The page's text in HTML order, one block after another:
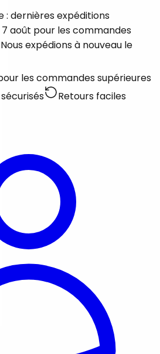
: dernières expéditions
août pour les commandes
expédions à nouveau le
les commandes supérieures
Retours faciles